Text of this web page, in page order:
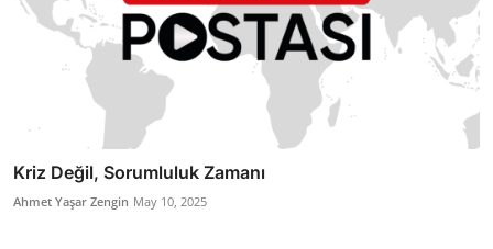
Kriz Değil, Sorumluluk Zamanı
Ahmet Yaşar Zengin May 10, 2025